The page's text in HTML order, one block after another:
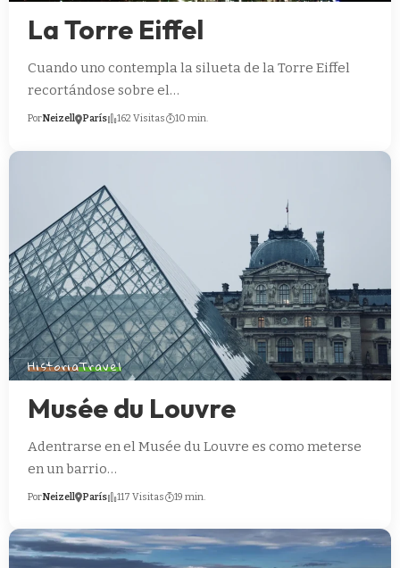
La Torre Eiffel
Cuando uno contempla la silueta de la Torre Eiffel
recortándose sobre el…
PorNeizell París 162 Visitas 10 min.
HistoriaTravel
Musée du Louvre
Adentrarse en el Musée du Louvre es como meterse
en un barrio…
PorNeizell París 117 Visitas 19 min.